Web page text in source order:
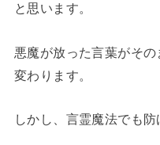
と思います。
悪魔が放った言葉がそ
変わります。
しかし、言霊魔法でも防